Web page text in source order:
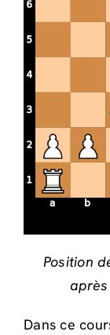
Position
Dans ce